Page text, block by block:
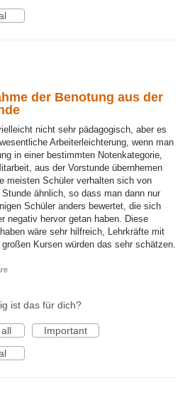
der Benotung aus der
nicht sehr pädagogisch, aber es
Arbeiterleichterung, wenn man
in einer bestimmten Notenkategorie,
aus der Vorstunde übernhemen
meisten Schüler verhalten sich von
ähnlich, so dass man dann nur
Schüler anders bewertet, die sich
negativ hervor getan haben. Diese
wäre sehr hilfreich, Lehrkräfte mit
Kursen würden das sehr schätzen.
ist das für dich?
Important